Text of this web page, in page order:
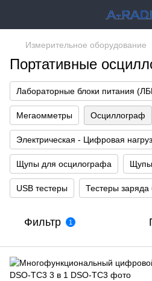
Измерительное оборудование
Портативные
Лабораторные блоки питания
Мегаомметры Осциллограф
Электрическая - Цифровая
Щупы для осцилографа Щупы
USB тестеры Тестеры заряда
Фильтр 1